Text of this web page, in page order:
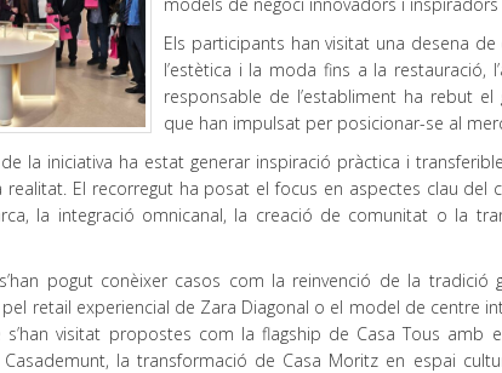
Els participants han visitat una desena
l’estètica i la moda fins a la restauració,
responsable de l’establiment ha rebut
que han impulsat per posicionar-se al
de la iniciativa ha estat generar inspiració pràctica i
realitat. El recorregut ha posat el focus en aspectes clau del
la integració omnicanal, la creació de comunitat o la
pogut conèixer casos com la reinvenció de la tradició
pel retail experiencial de Zara Diagonal o el model de centre
s’han visitat propostes com la flagship de Casa Tous amb
la transformació de Casa Moritz en espai